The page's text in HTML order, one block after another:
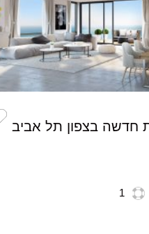
חדשה בצפון תל אביב
1